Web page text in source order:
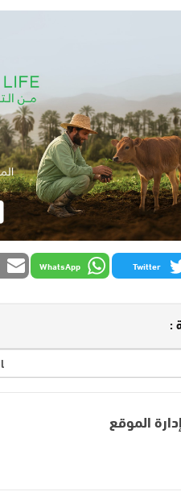
Twitter
WhatsApp
:
إدارة الموقع